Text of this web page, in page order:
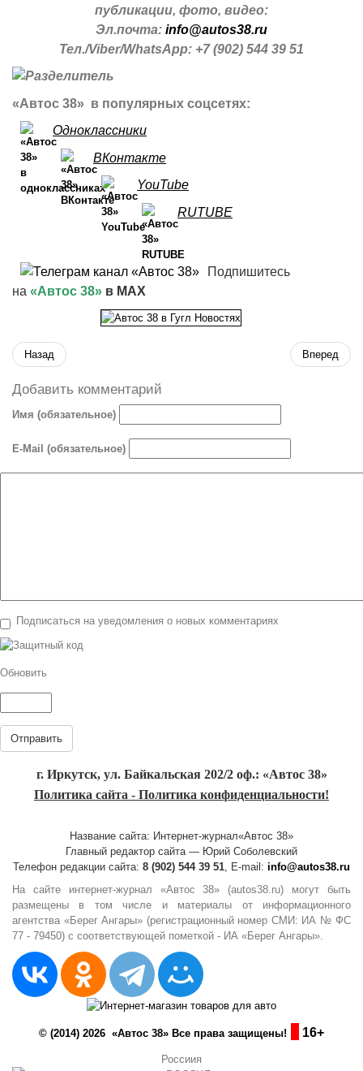
публикации, фото, видео:
Эл.почта: info@autos38.ru
Тел./Viber/WhatsApp: +7 (902) 544 39 51
«Автос 38» в популярных соцсетях:
Одноклассники
ВКонтакте
YouTube
RUTUBE
Подпишитесь
на «Автос 38» в MAX
Назад Вперед
Добавить комментарий
Имя (обязательное)
E-Mail (обязательное)
Подписаться на уведомления о новых комментариях
Обновить
Отправить
г. Иркутск, ул. Байкальская 202/2 оф.: «Автос 38»
Политика сайта - Политика конфиденциальности!
Название сайта: Интернет-журнал«Автос 38»
Главный редактор сайта — Юрий Соболевский
Телефон редакции сайта: 8 (902) 544 39 51 , E-mail: info@autos38.ru
На сайте интернет-журнал «Автос 38» (autos38.ru) могут быть
размещены в том числе и материалы от информационного
агентства «Берег Ангары» (регистрационный номер СМИ: ИА № ФС
77 - 79450) с соответствующей пометкой - ИА «Берег Ангары».
© (2014) 2026 «Автос 38» Все права защищены! 16+
Россиия